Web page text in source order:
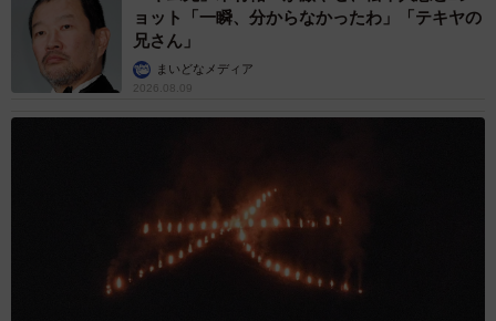
ョット「一瞬、分からなかったわ」「テキヤの
兄さん」
まいどなメディア
2026.08.09